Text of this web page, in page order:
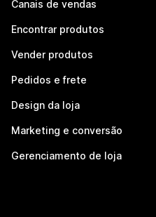
Canais de vendas
Encontrar produtos
Vender produtos
Pedidos e frete
Design da loja
Marketing e conversão
Gerenciamento de loja